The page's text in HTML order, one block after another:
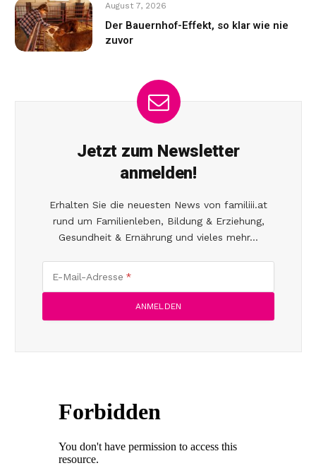
August 7, 2026
Der Bauernhof-Effekt, so klar wie nie
zuvor
Jetzt zum Newsletter
anmelden!
Erhalten Sie die neuesten News von familiii.at
rund um Familienleben, Bildung & Erziehung,
Gesundheit & Ernährung und vieles mehr...
E-Mail-Adresse